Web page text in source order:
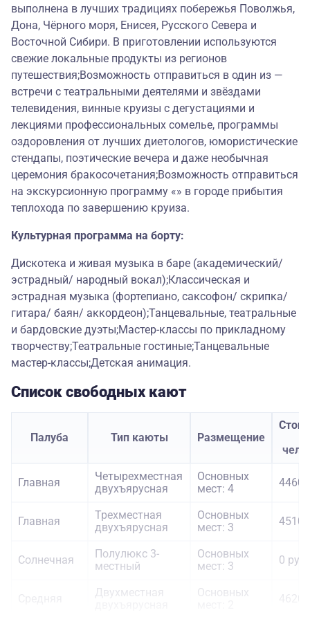
выполнена в лучших традициях побережья Поволжья,
Дона, Чёрного моря, Енисея, Русского Севера и
Восточной Сибири. В приготовлении используются
свежие локальные продукты из регионов
путешествия;Возможность отправиться в один из —
встречи с театральными деятелями и звёздами
телевидения, винные круизы с дегустациями и
лекциями профессиональных сомелье, программы
оздоровления от лучших диетологов, юмористические
стендапы, поэтические вечера и даже необычная
церемония бракосочетания;Возможность отправиться
на экскурсионную программу «» в городе прибытия
теплохода по завершению круиза.
Культурная программа на борту:
Дискотека и живая музыка в баре (академический/
эстрадный/ народный вокал);Классическая и
эстрадная музыка (фортепиано, саксофон/ скрипка/
гитара/ баян/ аккордеон);Танцевальные, театральные
и бардовские дуэты;Мастер-классы по прикладному
творчеству;Театральные гостиные;Танцевальные
мастер-классы;Детская анимация.
Список свободных кают
Палуба Тип каюты Размещение
Главная
Четырехместная
двухъярусная
Основных
мест: 4
Главная
Трехместная
двухъярусная
Основных
мест: 3
Солнечная
Полулюкс 3-
местный
Основных
мест: 3
0 руб.
Двухместная
Основных